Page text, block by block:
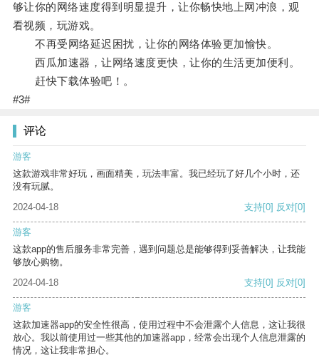
够让你的网络速度得到明显提升，让你畅快地上网冲浪，观
看视频，玩游戏。
不再受网络延迟困扰，让你的网络体验更加愉快。
西瓜加速器，让网络速度更快，让你的生活更加便利。
赶快下载体验吧！。
#3#
评论
游客
这款游戏非常好玩，画面精美，玩法丰富。我已经玩了好几个小时，还
没有玩腻。
2024-04-18
支持[0] 反对[0]
游客
这款app的售后服务非常完善，遇到问题总是能够得到妥善解决，让我能
够放心购物。
2024-04-18
支持[0] 反对[0]
游客
这款加速器app的安全性很高，使用过程中不会泄露个人信息，这让我很
放心。我以前使用过一些其他的加速器app，经常会出现个人信息泄露的
情况，这让我非常担心。